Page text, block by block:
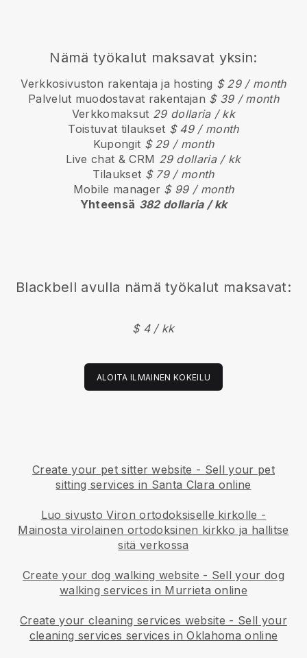
Nämä työkalut maksavat yksin:
Verkkosivuston rakentaja ja hosting $ 29 / month
Palvelut muodostavat rakentajan $ 39 / month
Verkkomaksut 29 dollaria / kk
Toistuvat tilaukset $ 49 / month
Kupongit $ 29 / month
Live chat & CRM 29 dollaria / kk
Tilaukset $ 79 / month
Mobile manager $ 99 / month
Yhteensä 382 dollaria / kk
Blackbell avulla nämä työkalut maksavat:
$ 4 / kk
ALOITA ILMAINEN KOKEILU
Create your pet sitter website - Sell your pet
sitting services in Santa Clara online
Luo sivusto Viron ortodoksiselle kirkolle -
Mainosta virolainen ortodoksinen kirkko ja hallitse
sitä verkossa
Create your dog walking website - Sell your dog
walking services in Murrieta online
Create your cleaning services website - Sell your
cleaning services services in Oklahoma online